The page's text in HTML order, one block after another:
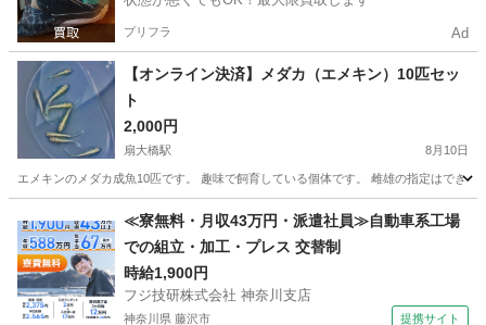
プリフラ Ad
【オンライン決済】メダカ（エメキン）10匹セッ
ト
2,000円
扇大橋駅 8月10日
エメキンのメダカ成魚10匹です。 趣味で飼育している個体です。 雌雄の指定はでき
扇大橋駅 その他
≪寮無料・月収43万円・派遣社員≫自動車系工場
での組立・加工・プレス 交替制
時給1,900円
フジ技研株式会社 神奈川支店
神奈川県 藤沢市 提携サイト